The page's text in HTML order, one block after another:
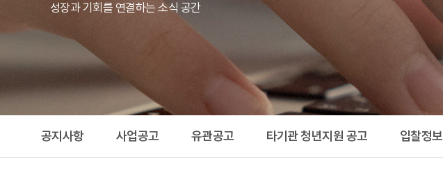
성장과 기회를 연결하는 소식 공간
공지사항 사업공고 유관공고 타기관 청년지원 공고 입찰정보